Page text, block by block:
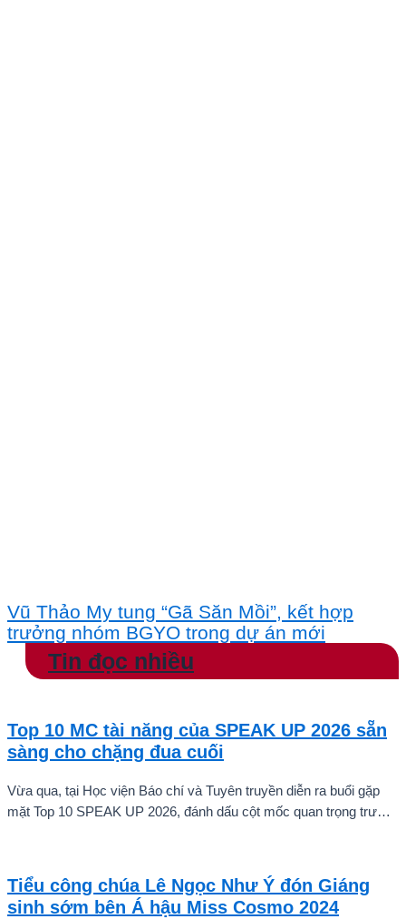
Vũ Thảo My tung “Gã Săn Mồi”, kết hợp
trưởng nhóm BGYO trong dự án mới
Tin đọc nhiều
Top 10 MC tài năng của SPEAK UP 2026 sẵn
sàng cho chặng đua cuối
Vừa qua, tại Học viện Báo chí và Tuyên truyền diễn ra buổi gặp
mặt Top 10 SPEAK UP 2026, đánh dấu cột mốc quan trọng trước
Tiểu công chúa Lê Ngọc Như Ý đón Giáng
sinh sớm bên Á hậu Miss Cosmo 2024